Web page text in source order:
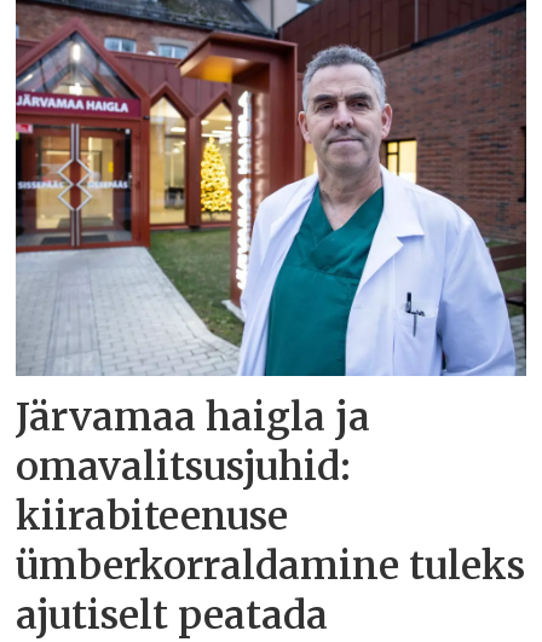
Järvamaa haigla ja
omavalitsusjuhid:
kiirabiteenuse
ümberkorraldamine tuleks
ajutiselt peatada